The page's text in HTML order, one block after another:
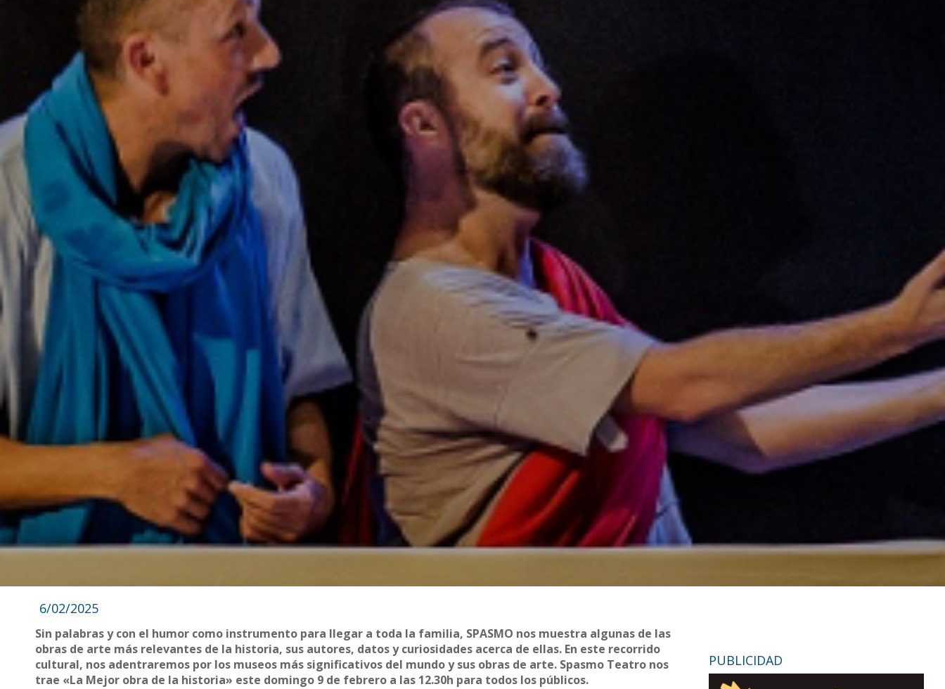
6/02/2025
Sin palabras y con el humor como instrumento para llegar a toda la familia, SPASMO nos muestra algunas de las
obras de arte más relevantes de la historia, sus autores, datos y curiosidades acerca de ellas. En este recorrido
cultural, nos adentraremos por los museos más significativos del mundo y sus obras de arte. Spasmo Teatro nos
trae «La Mejor obra de la historia» este domingo 9 de febrero a las 12.30h para todos los públicos.
PUBLICIDAD